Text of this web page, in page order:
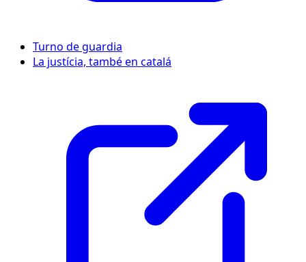
Turno de guardia
La justícia, també en catalá